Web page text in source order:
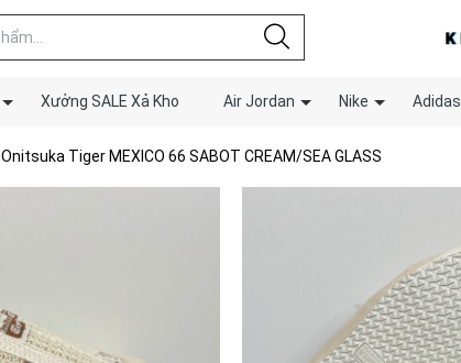
Xưởng SALE Xả Kho Air Jordan Nike Adidas
Onitsuka Tiger MEXICO 66 SABOT CREAM/SEA GLASS